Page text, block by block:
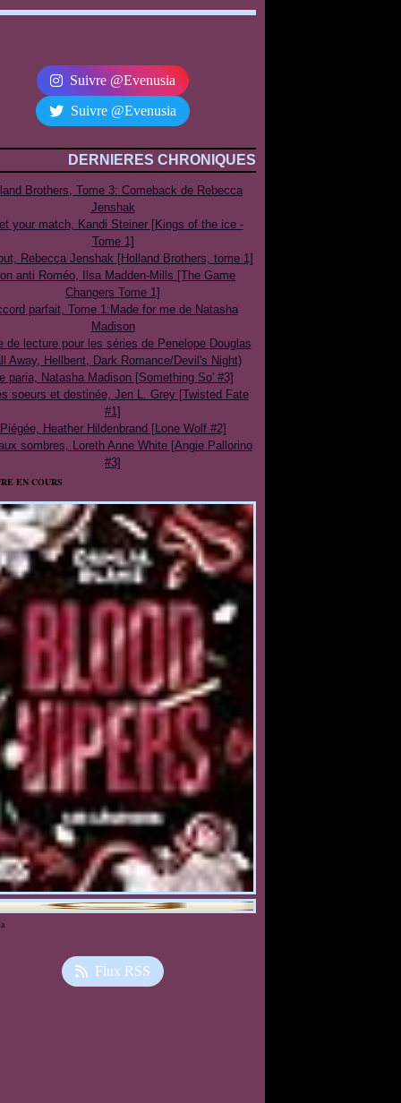
Suivre @Evenusia
Suivre @Evenusia
DERNIERES CHRONIQUES
Brothers, Tome 3: Comeback de Rebecca
Jenshak
your match, Kandi Steiner [Kings of the ice -
Tome 1]
Rebecca Jenshak [Holland Brothers, tome 1]
anti Roméo, Ilsa Madden-Mills [The Game
Changers Tome 1]
parfait, Tome 1:Made for me de Natasha
Madison
de lecture pour les séries de Penelope Douglas
Away, Hellbent, Dark Romance/Devil's Night)
paria, Natasha Madison [Something So' #3]
soeurs et destinée, Jen L. Grey [Twisted Fate
#1]
Piégée, Heather Hildenbrand [Lone Wolf #2]
sombres, Loreth Anne White [Angie Pallorino
#3]
EN COURS
Flux RSS